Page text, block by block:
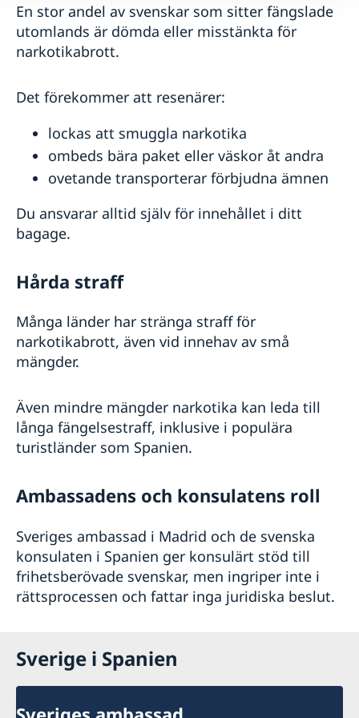
En stor andel av svenskar som sitter fängslade
utomlands är dömda eller misstänkta för
narkotikabrott.
Det förekommer att resenärer:
lockas att smuggla narkotika
ombeds bära paket eller väskor åt andra
ovetande transporterar förbjudna ämnen
Du ansvarar alltid själv för innehållet i ditt
bagage.
Hårda straff
Många länder har stränga straff för
narkotikabrott, även vid innehav av små
mängder.
Även mindre mängder narkotika kan leda till
långa fängelsestraff, inklusive i populära
turistländer som Spanien.
Ambassadens och konsulatens roll
Sveriges ambassad i Madrid och de svenska
konsulaten i Spanien ger konsulärt stöd till
frihetsberövade svenskar, men ingriper inte i
rättsprocessen och fattar inga juridiska beslut.
Sverige i Spanien